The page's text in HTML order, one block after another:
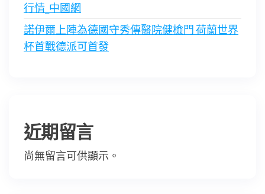
行情_中國網
諾伊爾上陣為德國守秀傳醫院健檢門 荷蘭世界
杯首戰德派可首發
近期留言
尚無留言可供顯示。